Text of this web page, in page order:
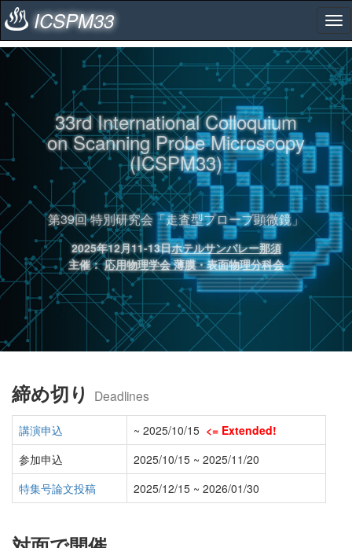
ICSPM33
33rd International Colloquium
on Scanning Probe Microscopy
(ICSPM33)
第39回 特別研究会「走査型プローブ顕微鏡」
2025年12月11-13日ホテルサンバレー那須
主催：応用物理学会 薄膜・表面物理分科会
締め切り Deadlines
講演申込 ~ 2025/10/15 <= Extended!
参加申込
2025/10/15 ~ 2025/11/20
特集号論文投稿
2025/12/15 ~ 2026/01/30